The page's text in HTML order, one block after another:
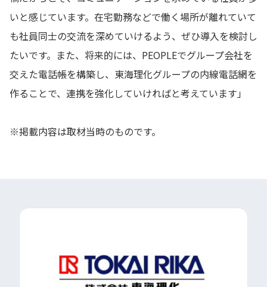
いと感じています。在宅勤務などで働く場所が離れていて
も社員同士の交流を深めていけるよう、ぜひ導入を検討し
たいです。また、将来的には、PEOPLEでグループ会社を
交えた電話帳を構築し、東海理化グループの内線電話網を
作ることで、連携を強化していければと考えています」
※掲載内容は取材当時のものです。